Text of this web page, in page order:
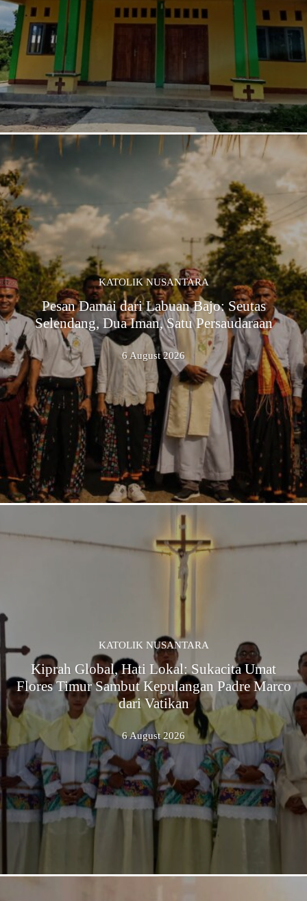
KATOLIK NUSANTARA
Pesan Damai dari Labuan Bajo: Seutas
Selendang, Dua Iman, Satu Persaudaraan
6 August 2026
KATOLIK NUSANTARA
Kiprah Global, Hati Lokal: Sukacita Umat
Flores Timur Sambut Kepulangan Padre Marco
dari Vatikan
6 August 2026